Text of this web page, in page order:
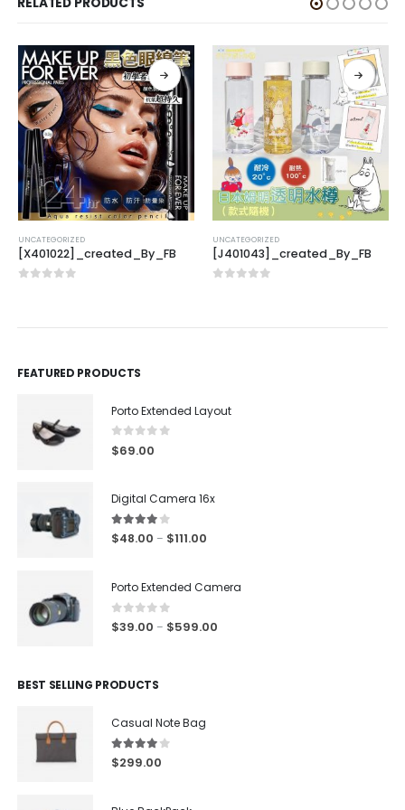
UNCATEGORIZED
[X401022]_created_By_FB
UNCATEGORIZED
[J401043]_created_By_FB
FEATURED PRODUCTS
Porto Extended Layout
0 out of 5
$69.00
Digital Camera 16x
4.00out of 5
$48.00 – $111.00
Porto Extended Camera
0out of 5
$39.00 – $599.00
BEST SELLING PRODUCTS
Casual Note Bag
4.00out of 5
$299.00